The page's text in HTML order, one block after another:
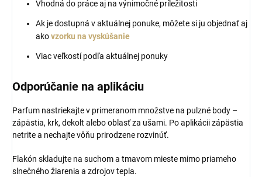
Vhodná do práce aj na výnimočné príležitosti
Ak je dostupná v aktuálnej ponuke, môžete si ju objednať aj
akovzorku na vyskúšanie
Viac veľkostí podľa aktuálnej ponuky
Odporúčanie na aplikáciu
Parfum nastriekajte v primeranom množstve na pulzné body –
zápästia, krk, dekolt alebo oblasť za ušami. Po aplikácii zápästia
netrite a nechajte vôňu prirodzene rozvinúť.
Flakón skladujte na suchom a tmavom mieste mimo priameho
slnečného žiarenia a zdrojov tepla.